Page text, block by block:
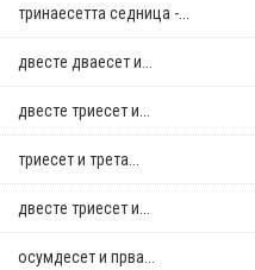
тринаесетта седница -...
двестe дваесет и...
двестe триесет и...
триесет и трета...
двестe триесет и...
осумдесет и прва...